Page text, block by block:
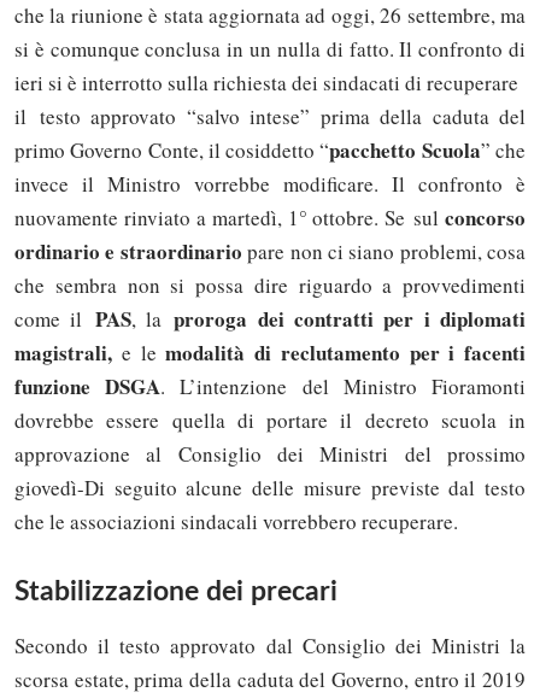
che la riunione è stata aggiornata ad oggi, 26 settembre, ma
si è comunque conclusa in un nulla di fatto. Il confronto di
ieri si è interrotto sulla richiesta dei sindacati di recuperare
il testo approvato “salvo intese” prima della caduta del
primo Governo Conte, il cosiddetto “pacchetto Scuola” che
invece il Ministro vorrebbe modificare. Il confronto è
nuovamente rinviato a martedì, 1° ottobre. Se sul concorso
ordinario e straordinario pare non ci siano problemi, cosa
che sembra non si possa dire riguardo a provvedimenti
come il PAS, la proroga dei contratti per i diplomati
magistrali, e lemodalità di reclutamento per i facenti
funzione DSGA. L’intenzione del Ministro Fioramonti
dovrebbe essere quella di portare il decreto scuola in
approvazione al Consiglio dei Ministri del prossimo
giovedì-Di seguito alcune delle misure previste dal testo
che le associazioni sindacali vorrebbero recuperare.
Stabilizzazione dei precari
Secondo il testo approvato dal Consiglio dei Ministri la
scorsa estate, prima della caduta del Governo, entro il 2019